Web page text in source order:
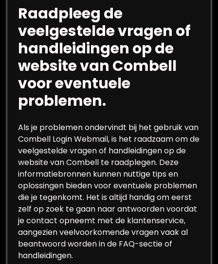
Raadpleeg de
veelgestelde vragen of
handleidingen op de
website van Combell
voor eventuele
problemen.
Als je problemen ondervindt bij het gebruik van
Combell Login Webmail, is het raadzaam om de
veelgestelde vragen of handleidingen op de
website van Combell te raadplegen. Deze
informatiebronnen kunnen nuttige tips en
oplossingen bieden voor eventuele problemen
die je tegenkomt. Het is altijd handig om eerst
zelf op zoek te gaan naar antwoorden voordat
je contact opneemt met de klantenservice,
aangezien veelvoorkomende vragen vaak al
beantwoord worden in de FAQ-sectie of
handleidingen.